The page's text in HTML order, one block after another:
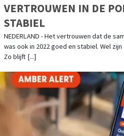
VERTROUWEN IN DE
STABIEL
NEDERLAND - Het vertrouwen dat de
was ook in 2022 goed en stabiel. Wel
Zo blijft [...]